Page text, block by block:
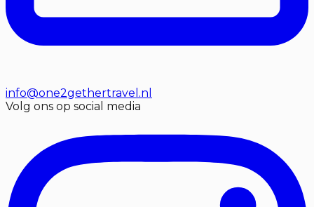
info@one2gethertravel.nl
Volg ons op social media